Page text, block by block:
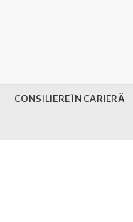
CONSILIERE ÎN CARIERĂ